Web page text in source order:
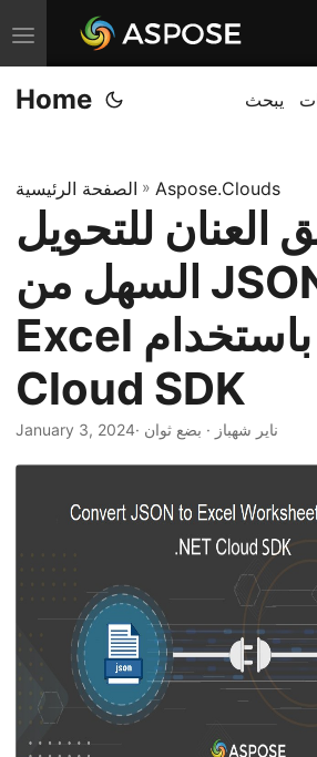
T
o
g
e
a
v
i
g
a
t
i
o
Home يبحث
الصفحة الرئيسية » Aspose.Clouds
العنان للتحويل
السهل من JSON إلى
Excel باستخدام .NET
Cloud SDK
January 3, 2024 · ناير شهباز · بضع ثوان